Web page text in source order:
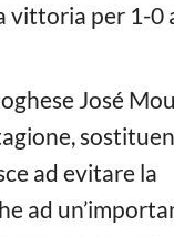
vittoria per 1-0
José
ad evitare la
ad